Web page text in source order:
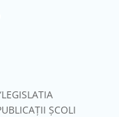
ȘCOLI